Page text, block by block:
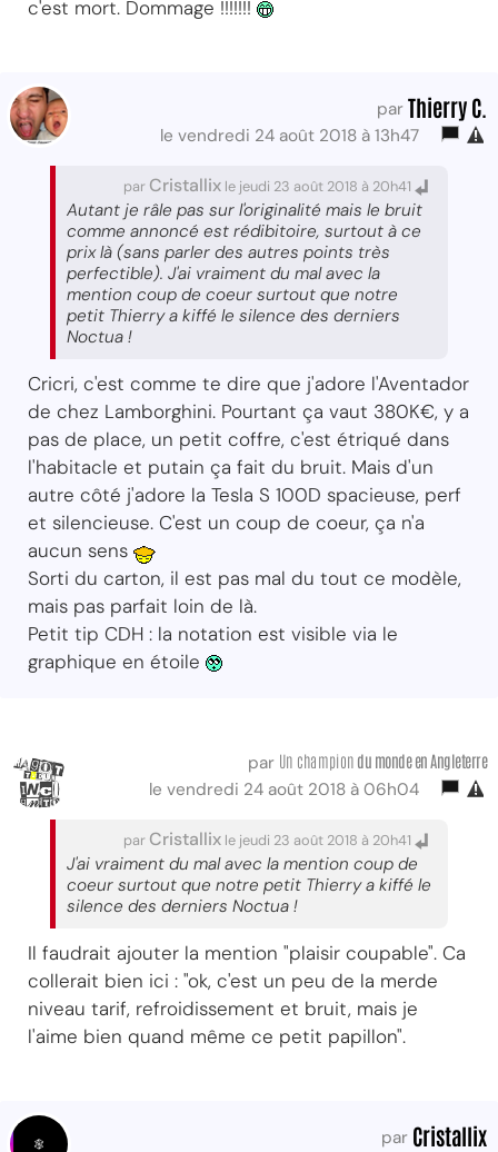
c'est mort. Dommage !!!!!!!
par Thierry C.
le vendredi 24 août 2018 à 13h47
par Cristallix le jeudi 23 août 2018 à 20h41
Autant je râle pas sur l'originalité mais le bruit
comme annoncé est rédibitoire, surtout à ce
prix là (sans parler des autres points très
perfectible). J'ai vraiment du mal avec la
mention coup de coeur surtout que notre
petit Thierry a kiffé le silence des derniers
Noctua !
Cricri, c'est comme te dire que j'adore l'Aventador
de chez Lamborghini. Pourtant ça vaut 380K€, y a
pas de place, un petit coffre, c'est étriqué dans
l'habitacle et putain ça fait du bruit. Mais d'un
autre côté j'adore la Tesla S 100D spacieuse, perf
et silencieuse. C'est un coup de coeur, ça n'a
aucun sens
Sorti du carton, il est pas mal du tout ce modèle,
mais pas parfait loin de là.
Petit tip CDH : la notation est visible via le
graphique en étoile
par Un champion du mondeen Angleterre
le vendredi 24 août 2018 à 06h04
par Cristallix le jeudi 23 août 2018 à 20h41
J'ai vraiment du mal avec la mention coup de
coeur surtout que notre petit Thierry a kiffé le
silence des derniers Noctua !
Il faudrait ajouter la mention "plaisir coupable". Ca
collerait bien ici : "ok, c'est un peu de la merde
niveau tarif, refroidissement et bruit, mais je
l'aime bien quand même ce petit papillon".
par Cristallix